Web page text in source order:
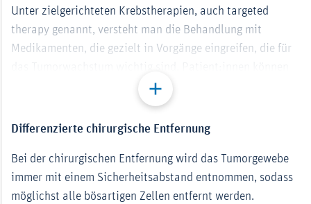
Unter zielgerichteten Krebstherapien, auch targeted
therapy genannt, versteht man die Behandlung mit
Medikamenten, die gezielt in Vorgänge eingreifen, die für
von einer kombinierten immunonkologischen Therapie
sowohl bei Erstdiagnose als auch bei Rezidiv oder im
fortgeschrittenen Stadium profitieren.
Differenzierte chirurgische Entfernung
Bei der chirurgischen Entfernung wird das Tumorgewebe
immer mit einem Sicherheitsabstand entnommen, sodass
möglichst alle bösartigen Zellen entfernt werden.